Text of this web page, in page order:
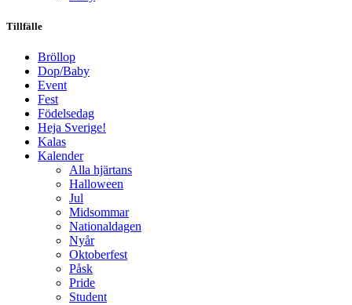
Tillfälle
Bröllop
Dop/Baby
Event
Fest
Födelsedag
Heja Sverige!
Kalas
Kalender
Alla hjärtans
Halloween
Jul
Midsommar
Nationaldagen
Nyår
Oktoberfest
Påsk
Pride
Student